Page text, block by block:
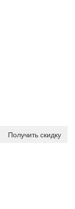
Получить скидку